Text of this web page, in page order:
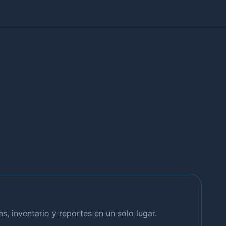
inventario y reportes en un solo lugar.